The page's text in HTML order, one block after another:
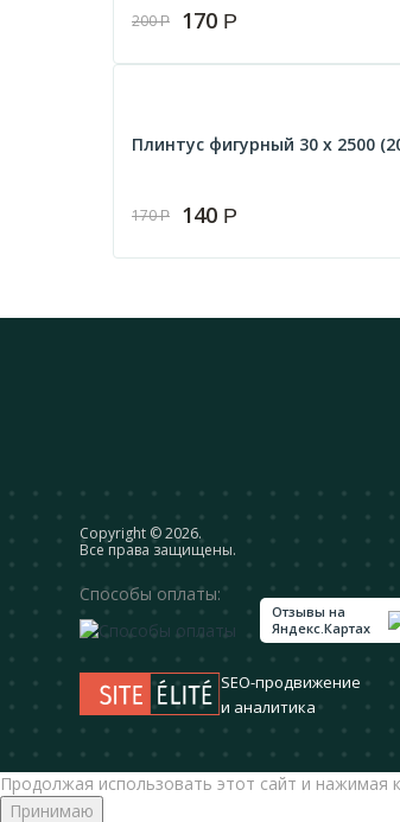
200Р 170 Р
Плинтус фигурный 30 х 2500
170Р 140 Р
Сopyright © 2026.
Все права защищены.
Способы оплаты:
Отзывы на
Яндекс.Картах
SEO-продвижение
и аналитика
Продолжая использовать этот сайт и нажимая
Принимаю